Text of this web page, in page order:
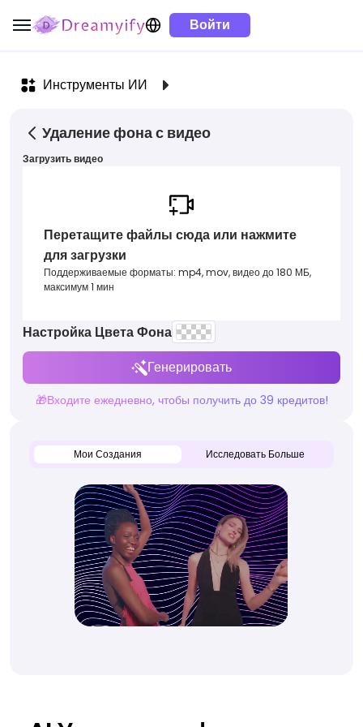
Войти
Инструменты ИИ
Удаление фона с видео
Загрузить видео
Перетащите файлы сюда или нажмите
для загрузки
Поддерживаемые форматы: mp4, mov, видео до 180 МБ,
максимум 1 мин
Настройка Цвета Фона
Генерировать
🎁Входите ежедневно, чтобы получить до 39 кредитов!
Мои Создания Исследовать Больше